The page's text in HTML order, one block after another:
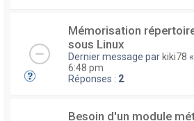
Mémorisation
sous Linux
Dernier message par kiki78 «
6:48 pm
Réponses : 2
Besoin d'un module